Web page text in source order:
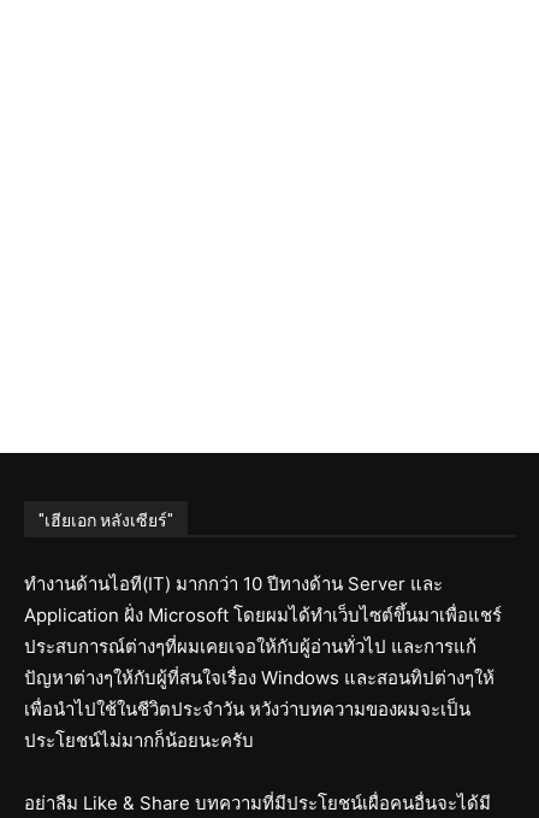
"เฮียเอก หลังเซียร์"
ทำงานด้านไอที(IT) มากกว่า 10 ปีทางด้าน Server และ
Application ฝั่ง Microsoft โดยผมได้ทำเว็บไซต์ขึ้นมาเพื่อแชร์
ประสบการณ์ต่างๆที่ผมเคยเจอให้กับผู้อ่านทั่วไป และการแก้
ปัญหาต่างๆให้กับผู้ที่สนใจเรื่อง Windows และสอนทิปต่างๆให้
เพื่อนำไปใช้ในชีวิตประจำวัน หวังว่าบทความของผมจะเป็น
ประโยชน์ไม่มากก็น้อยนะครับ
อย่าลืม Like & Share บทความที่มีประโยชน์เผื่อคนอื่นจะได้มี